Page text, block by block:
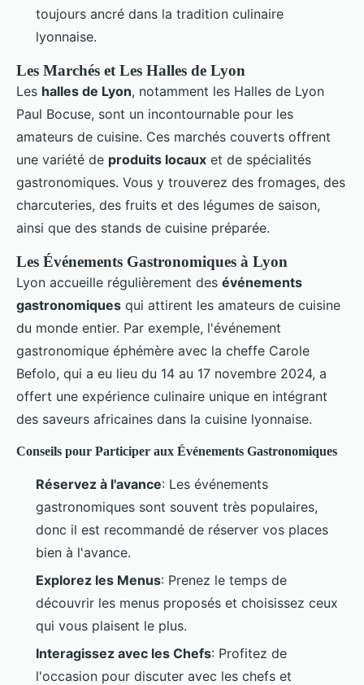
toujours ancré dans la tradition culinaire
lyonnaise.
Les Marchés et Les Halles de Lyon
Les halles de Lyon, notamment les Halles de Lyon
Paul Bocuse, sont un incontournable pour les
amateurs de cuisine. Ces marchés couverts offrent
une variété de produits locaux et de spécialités
gastronomiques. Vous y trouverez des fromages, des
charcuteries, des fruits et des légumes de saison,
ainsi que des stands de cuisine préparée.
Les Événements Gastronomiques à Lyon
Lyon accueille régulièrement des événements
gastronomiques qui attirent les amateurs de cuisine
du monde entier. Par exemple, l'événement
gastronomique éphémère avec la cheffe Carole
Befolo, qui a eu lieu du 14 au 17 novembre 2024, a
offert une expérience culinaire unique en intégrant
des saveurs africaines dans la cuisine lyonnaise.
Conseils pour Participer aux Événements Gastronomiques
Réservez à l'avance: Les événements
gastronomiques sont souvent très populaires,
donc il est recommandé de réserver vos places
bien à l'avance.
Explorez les Menus: Prenez le temps de
découvrir les menus proposés et choisissez ceux
qui vous plaisent le plus.
Interagissez avec les Chefs: Profitez de
l'occasion pour discuter avec les chefs et